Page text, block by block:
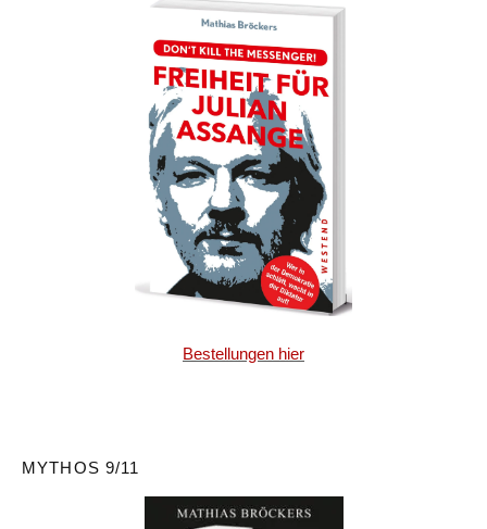
Bestellungen hier
MYTHOS 9/11